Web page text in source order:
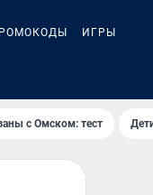
ИГРЫ
с Омском: тест